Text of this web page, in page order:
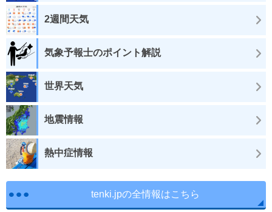
2週間天気
気象予報士のポイント解説
世界天気
地震情報
熱中症情報
tenki.jpの全情報はこちら